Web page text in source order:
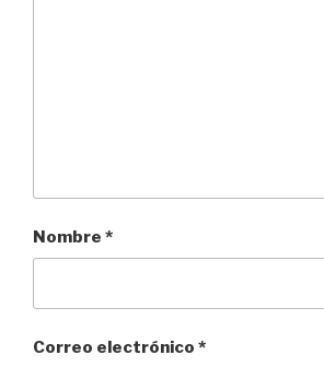
Nombre *
Correo electrónico *